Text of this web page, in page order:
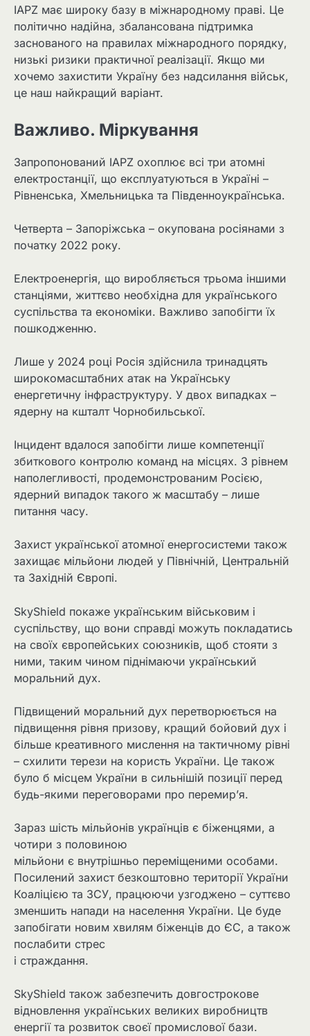
IAPZ має широку базу в міжнародному праві. Це
політично надійна, збалансована підтримка
заснованого на правилах міжнародного порядку,
низькі ризики практичної реалізації. Якщо ми
хочемо захистити Україну без надсилання військ,
це наш найкращий варіант.
Важливо. Міркування
Запропонований IAPZ охоплює всі три атомні
електростанції, що експлуатуються в Україні –
Рівненська, Хмельницька та Південноукраїнська.
Четверта – Запоріжська – окупована росіянами з
початку 2022 року.
Електроенергія, що виробляється трьома іншими
станціями, життєво необхідна для українського
суспільства та економіки. Важливо запобігти їх
пошкодженню.
Лише у 2024 році Росія здійснила тринадцять
широкомасштабних атак на Українську
енергетичну інфраструктуру. У двох випадках –
ядерну на кшталт Чорнобильської.
Інцидент вдалося запобігти лише компетенції
збиткового контролю команд на місцях. З рівнем
наполегливості, продемонстрованим Росією,
ядерний випадок такого ж масштабу – лише
питання часу.
Захист української атомної енергосистеми також
захищає мільйони людей у ​​Північній, Центральній
та Західній Європі.
SkyShield покаже українським військовим і
суспільству, що вони справді можуть покладатись
на своїх європейських союзників, щоб стояти з
ними, таким чином піднімаючи український
моральний дух.
Підвищений моральний дух перетворюється на
підвищення рівня призову, кращий бойовий дух і
більше креативного мислення на тактичному рівні
– схилити терези на користь України. Це також
було б місцем України в сильнішій позиції перед
будь-якими переговорами про перемир’я.
Зараз шість мільйонів українців є біженцями, а
чотири з половиною
мільйони є внутрішньо переміщеними особами.
Посилений захист безкоштовно території України
Коаліцією та ЗСУ, працюючи узгоджено – суттєво
зменшить напади на населення України. Це буде
запобігати новим хвилям біженців до ЄС, а також
послабити стрес
і страждання.
SkyShield також забезпечить довгострокове
відновлення українських великих виробництв
енергії та розвиток своєї промислової бази.